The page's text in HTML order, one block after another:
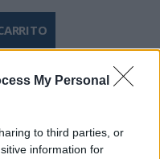
My Personal
to third parties, or
information for